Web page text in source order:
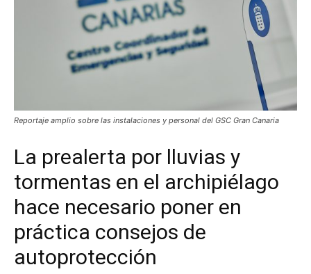
Reportaje amplio sobre las instalaciones y personal del GSC Gran Canaria
La prealerta por lluvias y
tormentas en el archipiélago
hace necesario poner en
práctica consejos de
autoprotección